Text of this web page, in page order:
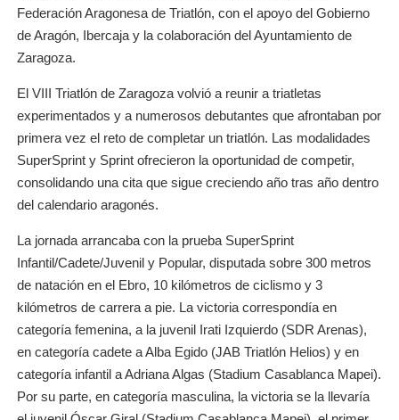
Federación Aragonesa de Triatlón, con el apoyo del Gobierno
de Aragón, Ibercaja y la colaboración del Ayuntamiento de
Zaragoza.
El VIII Triatlón de Zaragoza volvió a reunir a triatletas
experimentados y a numerosos debutantes que afrontaban por
primera vez el reto de completar un triatlón. Las modalidades
SuperSprint y Sprint ofrecieron la oportunidad de competir,
consolidando una cita que sigue creciendo año tras año dentro
del calendario aragonés.
La jornada arrancaba con la prueba SuperSprint
Infantil/Cadete/Juvenil y Popular, disputada sobre 300 metros
de natación en el Ebro, 10 kilómetros de ciclismo y 3
kilómetros de carrera a pie. La victoria correspondía en
categoría femenina, a la juvenil Irati Izquierdo (SDR Arenas),
en categoría cadete a Alba Egido (JAB Triatlón Helios) y en
categoría infantil a Adriana Algas (Stadium Casablanca Mapei).
Por su parte, en categoría masculina, la victoria se la llevaría